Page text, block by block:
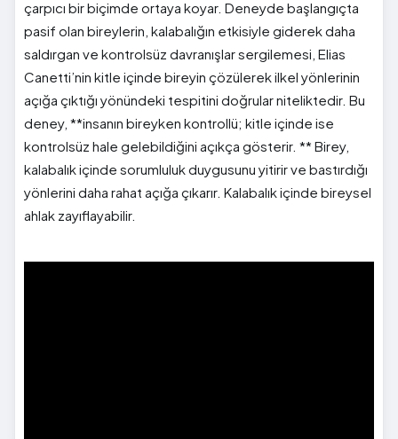
çarpıcı bir biçimde ortaya koyar. Deneyde başlangıçta
pasif olan bireylerin, kalabalığın etkisiyle giderek daha
saldırgan ve kontrolsüz davranışlar sergilemesi, Elias
Canetti’nin kitle içinde bireyin çözülerek ilkel yönlerinin
açığa çıktığı yönündeki tespitini doğrular niteliktedir. Bu
deney, **insanın bireyken kontrollü; kitle içinde ise
kontrolsüz hale gelebildiğini açıkça gösterir. ** Birey,
kalabalık içinde sorumluluk duygusunu yitirir ve bastırdığı
yönlerini daha rahat açığa çıkarır. Kalabalık içinde bireysel
ahlak zayıflayabilir.